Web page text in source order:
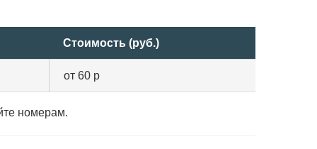
Стоимость (руб.)
от 60 р
номерам.